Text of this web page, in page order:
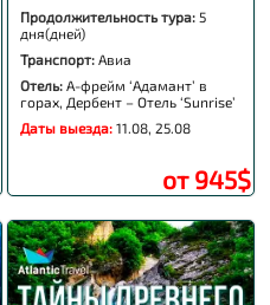
Продолжительность тура: 5
дня(дней)
Транспорт:Авиа
Отель:А-фрейм ‘Адамант’ в
горах, Дербент – Отель ‘Sunrise’
Даты выезда:11.08, 25.08
от 945$